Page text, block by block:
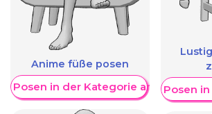
Anime füße posen
Posen in der Kategorie anzeigen
Weitere Posen